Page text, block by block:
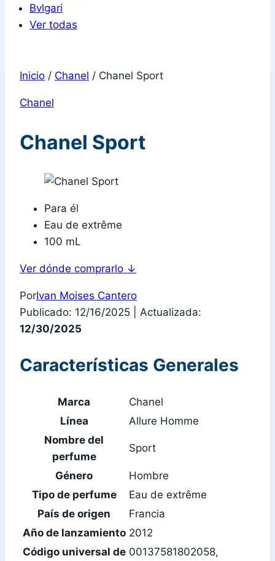
Bvlgari
Ver todas
Inicio / Chanel / Chanel Sport
Chanel
Chanel Sport
Para él
Eau de extrême
100 mL
Ver dónde comprarlo ↓
PorIvan Moises Cantero
Publicado: 12/16/2025
Actualizada:
12/30/2025
Características Generales
Marca
Chanel
Línea
Allure Homme
Nombre del
perfume
Sport
Género
Hombre
Tipo de perfume
Eau de extrême
País de origen
Francia
Año de lanzamiento 2012
Código universal de 00137581802058,